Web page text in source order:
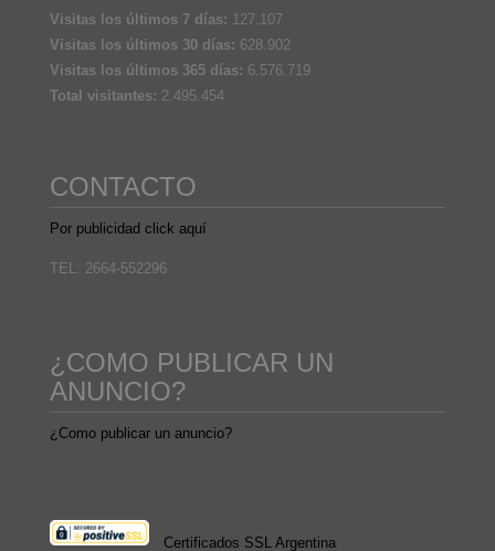
Visitas los últimos 7 días: 127.107
Visitas los últimos 30 días: 628.902
Visitas los últimos 365 días: 6.576.719
Total visitantes: 2.495.454
CONTACTO
Por publicidad click aquí
TEL: 2664-552296
¿COMO PUBLICAR UN
ANUNCIO?
¿Como publicar un anuncio?
Certificados SSL Argentina